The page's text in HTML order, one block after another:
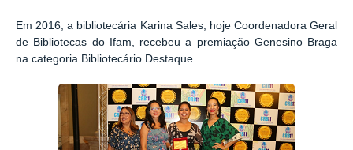
Em 2016, a bibliotecária Karina Sales, hoje Coordenadora Geral
de Bibliotecas do Ifam, recebeu a premiação Genesino Braga
na categoria Bibliotecário Destaque.